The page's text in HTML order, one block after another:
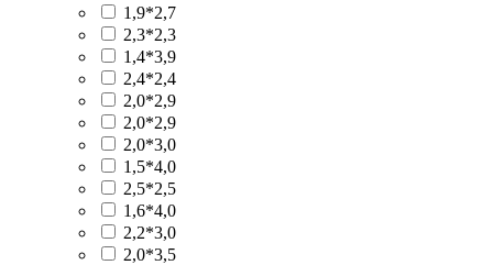
1,9*2,7
2,3*2,3
1,4*3,9
2,4*2,4
2,0*2,9
2,0*2,9
2,0*3,0
1,5*4,0
2,5*2,5
1,6*4,0
2,2*3,0
2,0*3,5